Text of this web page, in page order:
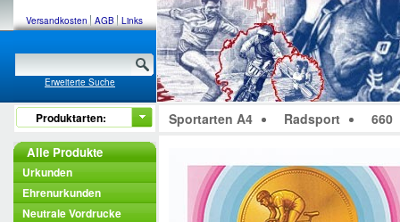
Versandkosten AGB Links
Erweiterte Suche
Produktarten:
Alle Produkte
Urkunden
Ehrenurkunden
Neutrale Vordrucke
Sportarten A4 Radsport 660